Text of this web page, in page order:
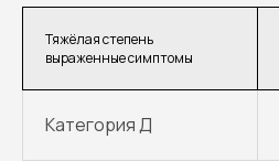
Тяжёлая степень
выраженные симптомы
Категория Д